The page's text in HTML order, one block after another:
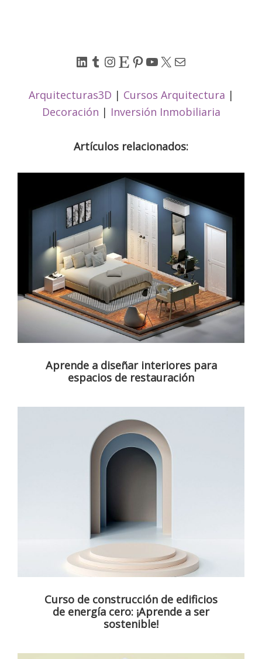
LinkedIn
Tumblr
Instagram
EtsyPinterest
YouTube
X Correo electrónico
Arquitecturas3D | Cursos Arquitectura |
Decoración | Inversión Inmobiliaria
Artículos relacionados:
Aprende a diseñar interiores para
espacios de restauración
Curso de construcción de edificios
de energía cero: ¡Aprende a ser
sostenible!